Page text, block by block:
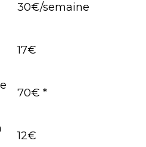
30€/semaine
17€
70€ *
12€